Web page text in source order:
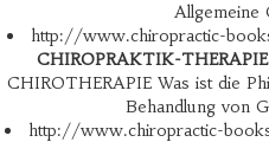
Allgemeine
http://www.chiropractic-
CHIROPRAKTIK-
CHIROTHERAPIE Was ist die
Behandlung von
http://www.chiropractic-